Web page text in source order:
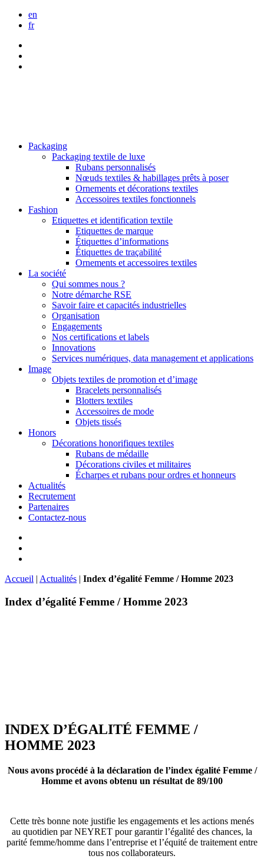
en
fr
Packaging
Packaging textile de luxe
Rubans personnalisés
Nœuds textiles & habillages prêts à poser
Ornements et décorations textiles
Accessoires textiles fonctionnels
Fashion
Etiquettes et identification textile
Etiquettes de marque
Étiquettes d’informations
Étiquettes de traçabilité
Ornements et accessoires textiles
La société
Qui sommes nous ?
Notre démarche RSE
Savoir faire et capacités industrielles
Organisation
Engagements
Nos certifications et labels
Innovations
Services numériques, data management et applications
Image
Objets textiles de promotion et d’image
Bracelets personnalisés
Blotters textiles
Accessoires de mode
Objets tissés
Honors
Décorations honorifiques textiles
Rubans de médaille
Décorations civiles et militaires
Écharpes et rubans pour ordres et honneurs
Actualités
Recrutement
Partenaires
Contactez-nous
Accueil | Actualités | Index d’égalité Femme / Homme 2023
Index d’égalité Femme / Homme 2023
INDEX D’ÉGALITÉ FEMME /
HOMME 2023
Nous avons procédé à la déclaration de l’index égalité Femme /
Homme et avons obtenu un résultat de 89/100
Cette très bonne note justifie les engagements et les actions menés
au quotidien par NEYRET pour garantir l’égalité des chances, la
parité femme/homme dans l’entreprise et l’équité de traitement entre
tous nos collaborateurs.